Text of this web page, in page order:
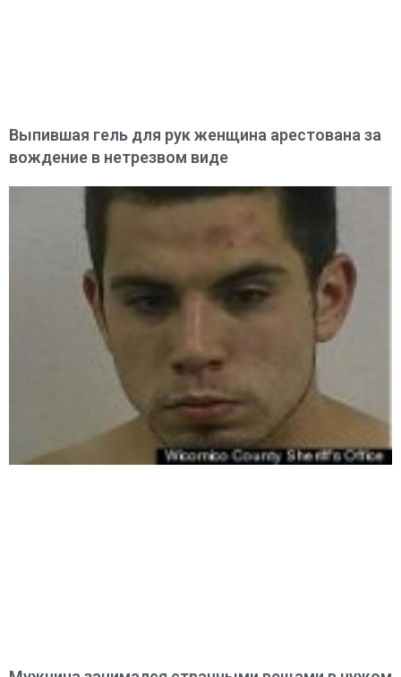
Выпившая гель для рук женщина арестована за
вождение в нетрезвом виде